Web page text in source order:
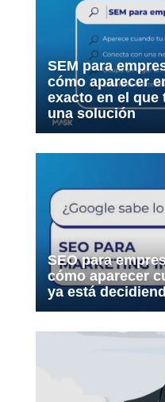
SEM para
cómo aparecer
exacto en el que
una solución
SEO para
cómo aparecer
ya está